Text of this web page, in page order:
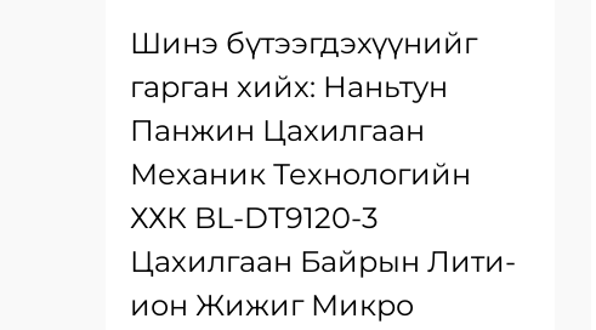
Шинэ бүтээгдэхүүнийг
гарган хийх: Наньтун
Панжин Цахилгаан
Механик Технологийн
ХХК BL-DT9120-3
Цахилгаан Байрын Лити-
ион Жижиг Микро